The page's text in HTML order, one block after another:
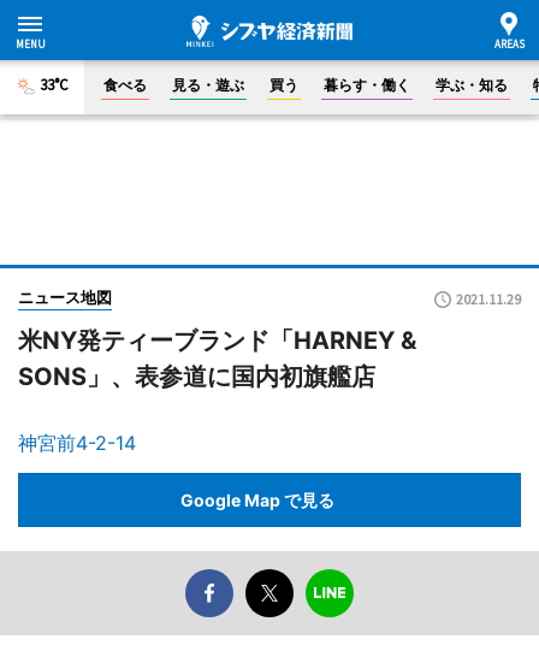
33°C 食べる 見る・遊ぶ 買う 暮らす・働く 学ぶ・知る
ニュース地図 2021.11.29
米NY発ティーブランド「HARNEY &
SONS」、表参道に国内初旗艦店
神宮前4-2-14
Google Map で見る